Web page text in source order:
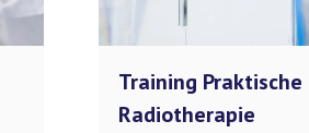
Training
Radiotherapie